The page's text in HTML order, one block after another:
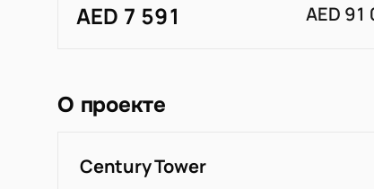
AED 7 591 AED 91
О проекте
Century Tower